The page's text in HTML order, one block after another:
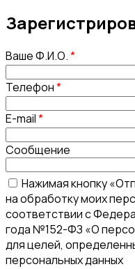
Ваше Ф.И.О.*
Телефон*
E-mail*
Сообщение
Нажимая кнопку
на обработку моих
соответствии с
года №152-ФЗ «О
для целей,
персональных данных